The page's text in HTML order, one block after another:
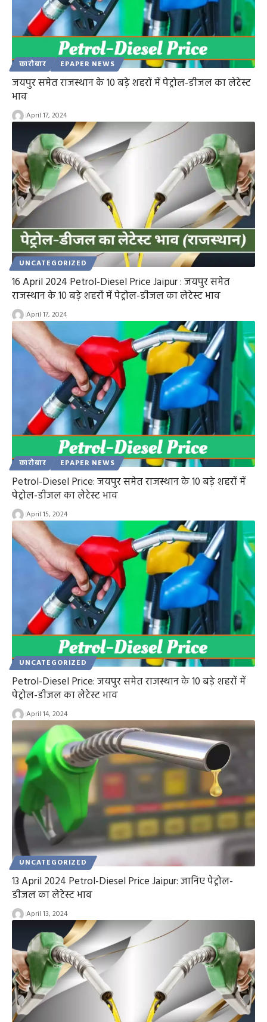
कारोबार EPAPER NEWS
जयपुर समेत राजस्थान के 10 बड़े शहरों में पेट्रोल-डीजल का लेटेस्ट
भाव
April 17, 2024
UNCATEGORIZED
16 April 2024 Petrol-Diesel Price Jaipur : जयपुर समेत
राजस्थान के 10 बड़े शहरों में पेट्रोल-डीजल का लेटेस्ट भाव
April 17, 2024
कारोबार EPAPER NEWS
Petrol-Diesel Price: जयपुर समेत राजस्थान के 10 बड़े शहरों में
पेट्रोल-डीजल का लेटेस्ट भाव
April 15, 2024
UNCATEGORIZED
Petrol-Diesel Price: जयपुर समेत राजस्थान के 10 बड़े शहरों में
पेट्रोल-डीजल का लेटेस्ट भाव
April 14, 2024
UNCATEGORIZED
13 April 2024 Petrol-Diesel Price Jaipur: जानिए पेट्रोल-
डीजल का लेटेस्ट भाव
April 13, 2024